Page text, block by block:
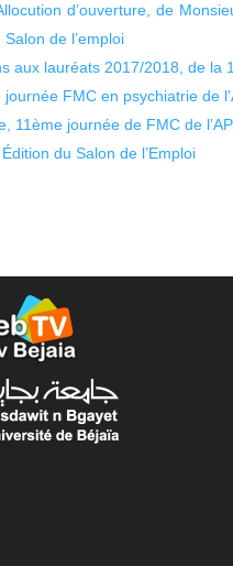
d’ouverture, de
de l’emploi
aux lauréats 2017/2018, de la
FMC en psychiatrie de
11ème journée de FMC de
du Salon de l’Emploi